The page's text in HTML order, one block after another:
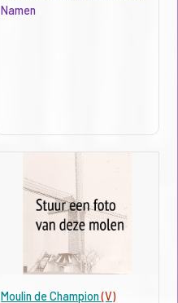
Namen
Moulin de Champion(V)